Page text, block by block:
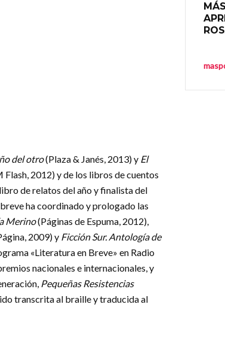
del otro(Plaza & Janés, 2013) y El
2012) y de los libros de cuentos
de relatos del año y finalista del
ha coordinado y prologado las
Merino(Páginas de Espuma, 2012),
2009) y Ficción Sur. Antología de
«Literatura en Breve» en Radio
nacionales e internacionales, y
Pequeñas Resistencias
transcrita al braille y traducida al